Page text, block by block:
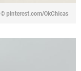
© pinterest.com/OkChicas